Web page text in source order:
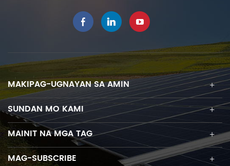
MAKIPAG-UGNAYAN SA AMIN
SUNDAN MO KAMI
MAINIT NA MGA TAG
MAG-SUBSCRIBE